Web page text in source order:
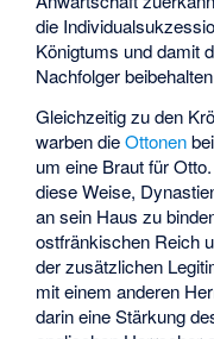
die
Königtums und damit
Nachfolger
Gleichzeitig zu den
warben dieOttonen
um eine Braut für
diese Weise,
an sein Haus zu
ostfränkischen Reich
der zusätzlichen
mit einem anderen
darin eine Stärkung